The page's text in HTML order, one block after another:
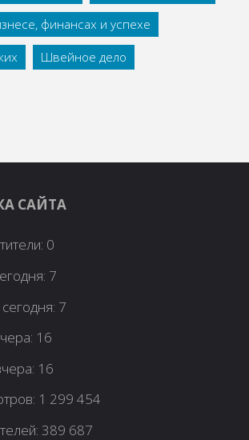
финансах и успехе
Швейное дело
САЙТА
0
7
7
16
16
1 299 454
389 687